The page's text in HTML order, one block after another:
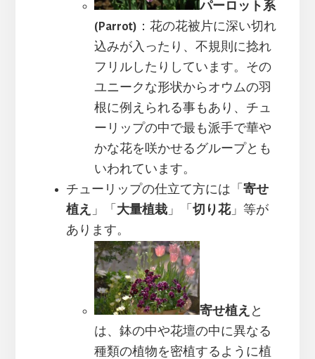
パーロット系
(Parrot) ：花の花被片に深い切れ
込みが入ったり、不規則に捻れ
フリルしたりしています。その
ユニークな形状からオウムの羽
根に例えられる事もあり、チュ
ーリップの中で最も派手で華や
かな花を咲かせるグループとも
いわれています。
チューリップの仕立て方には「 寄せ
植え
」「 大量植栽」「 切り花」等が
あります。
寄せ植え と
は、鉢の中や花壇の中に異なる
種類の植物を密植するように植